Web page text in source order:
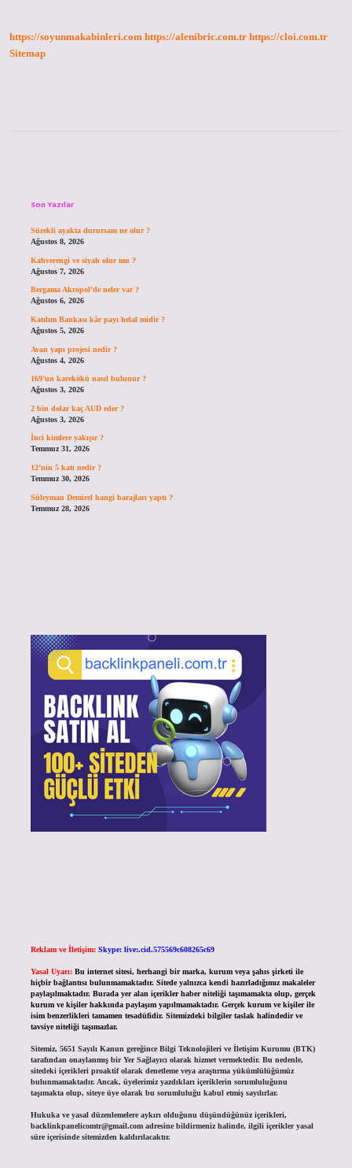
https://soyunmakabinleri.com https://alenibric.com.tr https://cloi.com.tr
Sitemap
Son Yazılar
Sürekli ayakta durursam ne olur ?
Ağustos 8, 2026
Kahverengi ve siyah olur mu ?
Ağustos 7, 2026
Bergama Akropol’de neler var ?
Ağustos 6, 2026
Katılım Bankası kâr payı helal midir ?
Ağustos 5, 2026
Avan yapı projesi nedir ?
Ağustos 4, 2026
169’un karekökü nasıl bulunur ?
Ağustos 3, 2026
2 bin dolar kaç AUD eder ?
Ağustos 3, 2026
İnci kimlere yakışır ?
Temmuz 31, 2026
12’nin 5 katı nedir ?
Temmuz 30, 2026
Süleyman Demirel hangi barajları yaptı ?
Temmuz 28, 2026
Reklam ve İletişim: Skype: live:.cid.575569c608265c69
Yasal Uyarı: Bu internet sitesi, herhangi bir marka, kurum veya şahıs şirketi ile
hiçbir bağlantısı bulunmamaktadır. Sitede yalnızca kendi hazırladığımız makaleler
paylaşılmaktadır. Burada yer alan içerikler haber niteliği taşımamakta olup, gerçek
kurum ve kişiler hakkında paylaşım yapılmamaktadır. Gerçek kurum ve kişiler ile
isim benzerlikleri tamamen tesadüfidir. Sitemizdeki bilgiler taslak halindedir ve
tavsiye niteliği taşımazlar.
Sitemiz, 5651 Sayılı Kanun gereğince Bilgi Teknolojileri ve İletişim Kurumu (BTK)
tarafından onaylanmış bir Yer Sağlayıcı olarak hizmet vermektedir. Bu nedenle,
sitedeki içerikleri proaktif olarak denetleme veya araştırma yükümlülüğümüz
bulunmamaktadır. Ancak, üyelerimiz yazdıkları içeriklerin sorumluluğunu
taşımakta olup, siteye üye olarak bu sorumluluğu kabul etmiş sayılırlar.
Hukuka ve yasal düzenlemelere aykırı olduğunu düşündüğünüz içerikleri,
backlinkpanelicomtr@gmail.comadresine bildirmeniz halinde, ilgili içerikler yasal
süre içerisinde sitemizden kaldırılacaktır.